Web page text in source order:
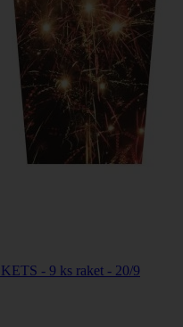
- 9 ks raket - 20/9